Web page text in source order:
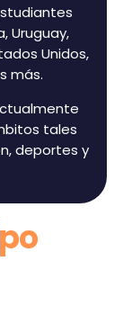
Uruguay,
Unidos,
más.
tales
deportes y